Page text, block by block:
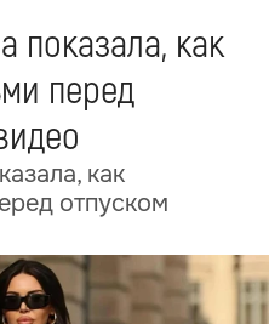
показала, как
перед
как
отпуском